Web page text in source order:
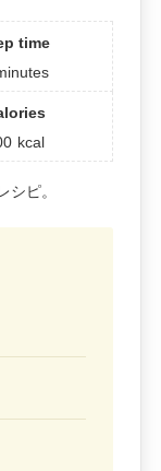
time
kcal
シピ。